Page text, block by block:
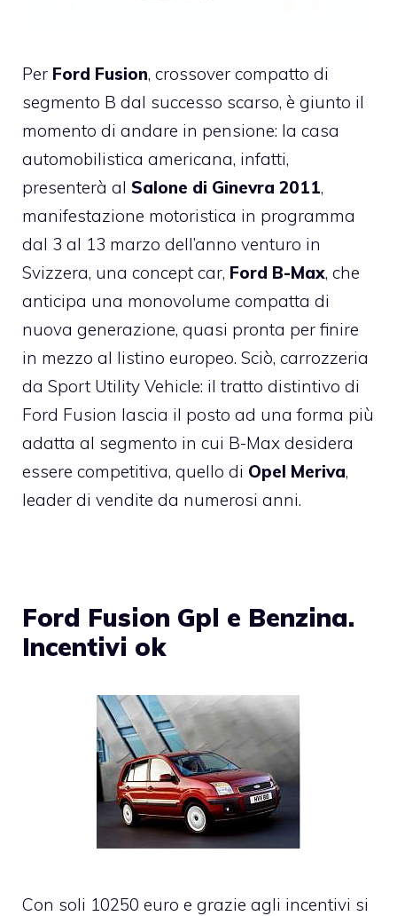
Per Ford Fusion, crossover compatto di
segmento B dal successo scarso, è giunto il
momento di andare in pensione: la casa
automobilistica americana, infatti,
presenterà al Salone di Ginevra 2011,
manifestazione motoristica in programma
dal 3 al 13 marzo dell’anno venturo in
Svizzera, una concept car, Ford B-Max, che
anticipa una monovolume compatta di
nuova generazione, quasi pronta per finire
in mezzo al listino europeo. Sciò, carrozzeria
da Sport Utility Vehicle: il tratto distintivo di
Ford Fusion lascia il posto ad una forma più
adatta al segmento in cui B-Max desidera
essere competitiva, quello di Opel Meriva,
leader di vendite da numerosi anni.
Ford Fusion Gpl e Benzina.
Incentivi ok
Con soli 10250 euro e grazie agli incentivi si